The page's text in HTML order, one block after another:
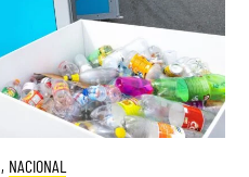
, NACIONAL